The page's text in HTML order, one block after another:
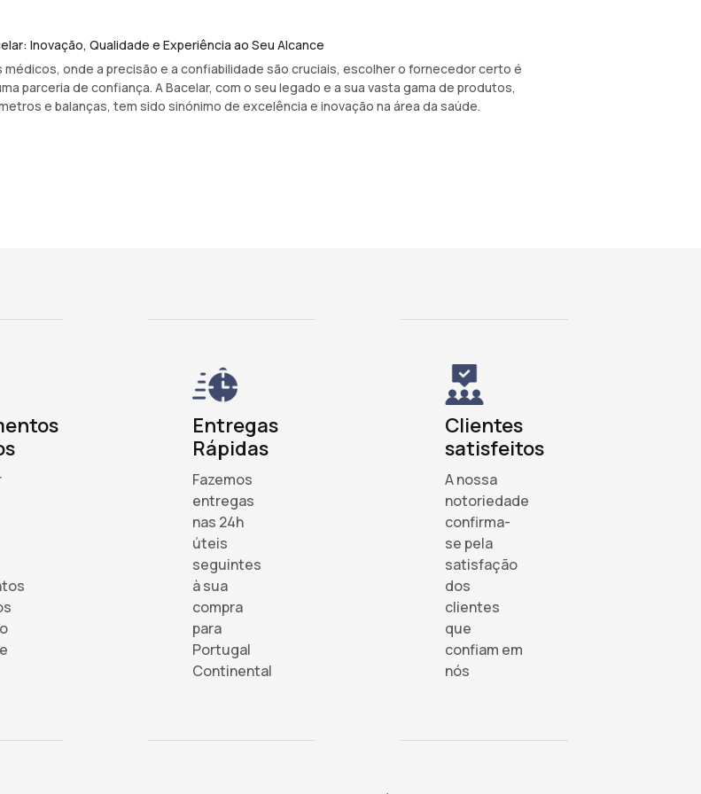
Inovação, Qualidade e Experiência ao Seu Alcance
onde a precisão e a confiabilidade são cruciais, escolher o fornecedor certo é
parceria de confiança. A Bacelar, com o seu legado e a sua vasta gama de produtos,
e balanças, tem sido sinónimo de excelência e inovação na área da saúde.
Entregas
Rápidas
Fazemos
entregas
nas 24h
úteis
seguintes
à sua
compra
para
Portugal
Continental
Clientes
satisfeitos
A nossa
notoriedade
confirma-
se pela
satisfação
dos
clientes
que
confiam em
nós